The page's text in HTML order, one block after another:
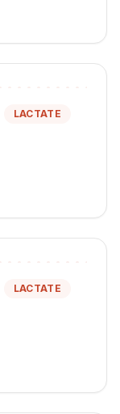
LACTATE
LACTATE